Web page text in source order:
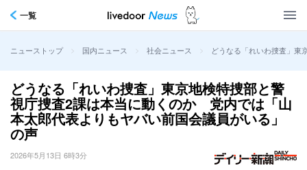
一覧
ニューストップ > 国内ニュース > 社会ニュース > どうなる「れいわ捜査」
どうなる「れいわ捜査」東京地検特捜部と警
視庁捜査2課は本当に動くのか 党内では「山
本太郎代表よりもヤバい前国会議員がいる」
の声
2026年5月13日 6時3分